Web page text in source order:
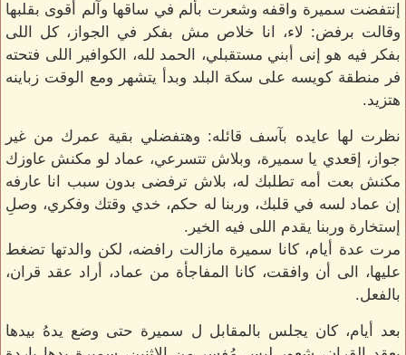
إنتفضت سميرة واقفه وشعرت بألم في ساقها وآلم أقوى بقلبها
وقالت برفض: لاء، انا خلاص مش بفكر في الجواز، كل اللى
بفكر فيه هو إنى أبني مستقبلي، الحمد لله، الكوافير اللى فتحته
فر منطقة كويسه على سكة البلد وبدأ يتشهر ومع الوقت زباينه
هتزيد.
نظرت لها عايده بآسف قائله: وهتفضلي بقية عمرك من غير
جواز، إقعدي يا سميرة، وبلاش تتسرعي، عماد لو مكنش عاوزك
مكنش بعت أمه تطلبك له، بلاش ترفضى بدون سبب انا عارفه
إن عماد لسه في قلبك، وربنا له حكم، خدي وقتك وفكري، وصلِ
إستخارة وربنا يقدم اللى فيه الخير.
مرت عدة أيام، كانا سميرة مازالت رافضه، لكن والدتها تضغط
عليها، الى أن وافقت، كانا المفاجأة من عماد، أراد عقد قران،
بالفعل.
بعد أيام، كان يجلس بالمقابل ل سميرة حتى وضع يدهُ بيدها